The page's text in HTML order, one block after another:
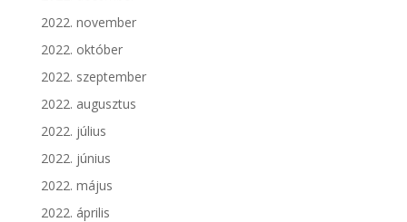
2022. november
2022. október
2022. szeptember
2022. augusztus
2022. július
2022. június
2022. május
2022. április